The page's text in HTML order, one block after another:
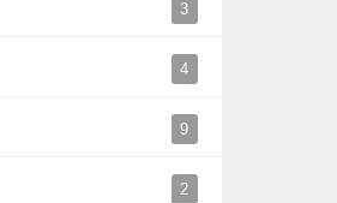
3
4
9
2